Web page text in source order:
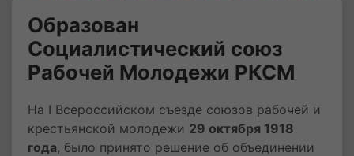
Образован
Социалистический союз
Рабочей Молодежи РКСМ
На I Всероссийском съезде союзов рабочей и
крестьянской молодежи 29 октября 1918
года, было принято решение об объединении